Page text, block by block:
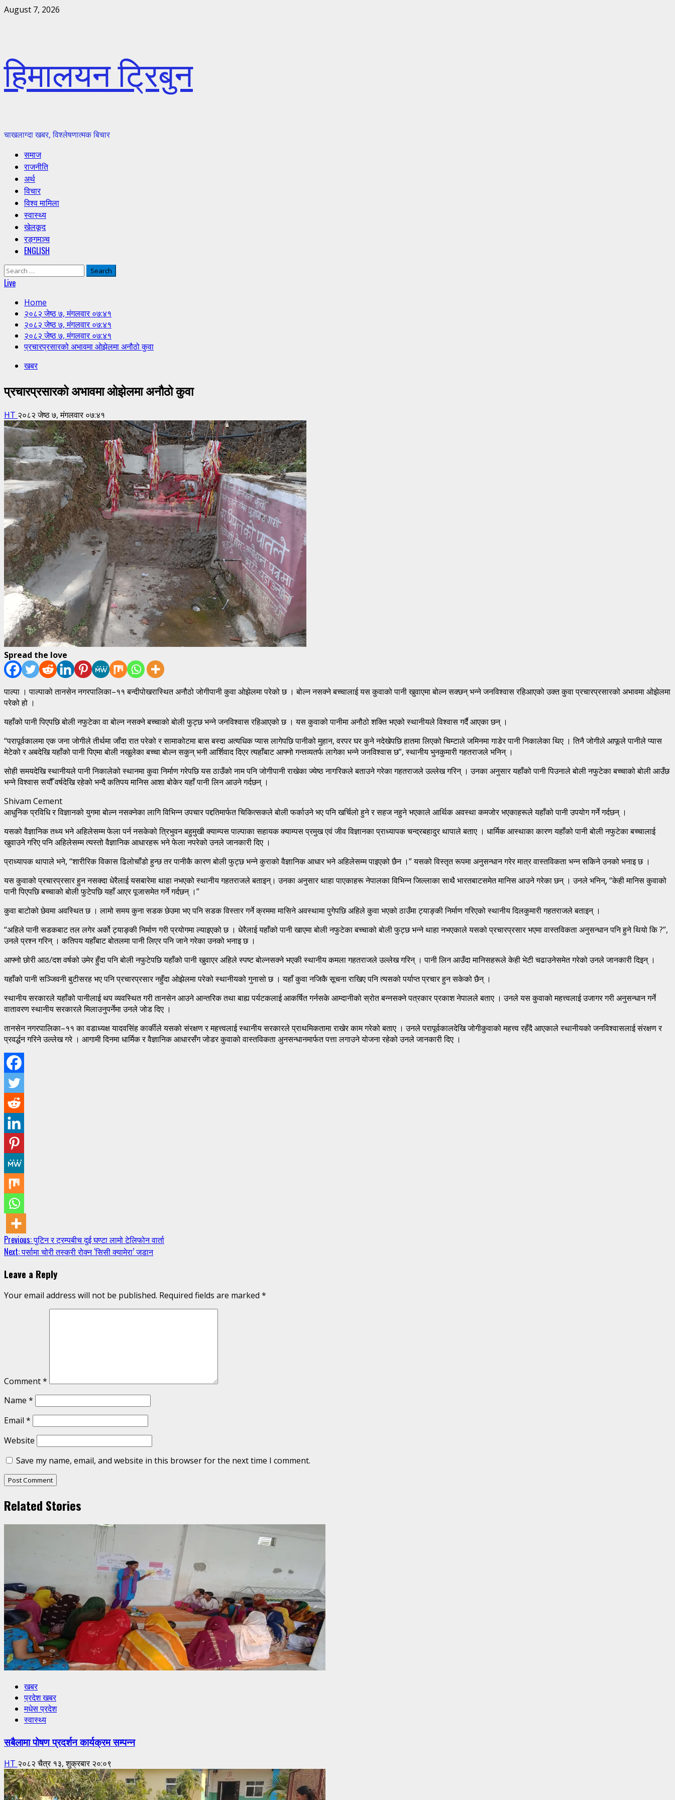
Skip
August 7, 2026
हिमालयन ट्रिबुन
चाखलाग्दा खबर, विश्लेषणात्मक बिचार
Primary
Menu
समाज
राजनीति
अर्थ
विचार
विश्व मामिला
स्वास्थ्य
खेलकूद
रङ्गमञ्च
ENGLISH
Search
for:
Live
Home
२०८२ जेष्ठ ७, मंगलवार ०७:४१
२०८२ जेष्ठ ७, मंगलवार ०७:४१
२०८२ जेष्ठ ७, मंगलवार ०७:४१
प्रचारप्रसारको अभावमा ओझेलमा अनौठो कुवा
खबर
प्रचारप्रसारको अभावमा ओझेलमा अनौठो कुवा
HT २०८२ जेष्ठ ७, मंगलवार ०७:४१
Spread the love
पाल्पा । पाल्पाको तानसेन नगरपालिका–११ बन्दीपोखरास्थित अनौठो जोगीपानी कुवा ओझेलमा परेको छ । बोल्न नसक्ने बच्चालाई यस कुवाको पानी खुवाएमा बोल्न सक्छन् भन्ने जनविश्वास रहिआएको उक्त कुवा प्रचारप्रसारको अभावमा ओझेलमा
परेको हो ।
यहाँको पानी पिएपछि बोली नफुटेका वा बोल्न नसक्ने बच्चाको बोली फुट्छ भन्ने जनविश्वास रहिआएको छ । यस कुवाको पानीमा अनौठो शक्ति भएको स्थानीयले विश्वास गर्दै आएका छन् ।
“परापूर्वकालमा एक जना जोगीले तीर्थमा जाँदा रात परेको र सामाकोटमा बास बस्दा अत्यधिक प्यास लागेपछि पानीको मुहान, वरपर घर कुने नदेखेपछि हातमा लिएको चिम्टाले जमिनमा गाडेर पानी निकालेका थिए । तिनै जोगीले आफूले पानीले प्यास
मेटेको र अबदेखि यहाँको पानी पिएमा बोली नखुलेका बच्चा बोल्न सकुन् भनी आर्शिवाद दिएर त्यहाँबाट आफ्नो गन्तव्यतर्फ लागेका भन्ने जनविश्वास छ”, स्थानीय भुनकुमारी गहतराजले भनिन् ।
सोही समयदेखि स्थानीयले पानी निकालेको स्थानमा कुवा निर्माण गरेपछि यस ठाउँको नाम पनि जोगीपानी राखेका ज्येष्ठ नागरिकले बताउने गरेका गहतराजले उल्लेख गरिन् । उनका अनुसार यहाँको पानी पिउनाले बोली नफुटेका बच्चाको बोली आउँछ
भन्ने विश्वास सयौँ वर्षदेखि रहेको भन्दै कतिपय मानिस आशा बोकेर यहाँ पानी लिन आउने गर्दछन् ।
Shivam Cement
आधुनिक प्रविधि र विज्ञानको युगमा बोल्न नसक्नेका लागि विभिन्न उपचार पद्दतिमार्फत चिकित्सकले बोली फर्काउने भए पनि खर्चिलो हुने र सहज नहुने भएकाले आर्थिक अवस्था कमजोर भएकाहरूले यहाँको पानी उपयोग गर्ने गर्दछन् ।
यसको वैज्ञानिक तथ्य भने अहिलेसम्म फेला पर्न नसकेको त्रिभुवन बहुमुखी क्याम्पस पाल्पाका सहायक क्याम्पस प्रमुख एवं जीव विज्ञानका प्राध्यापक चन्द्रबहादुर थापाले बताए । धार्मिक आस्थाका कारण यहाँको पानी बोली नफुटेका बच्चालाई
खुवाउने गरिए पनि अहिलेसम्म त्यस्तो वैज्ञानिक आधारहरू भने फेला नपरेको उनले जानकारी दिए ।
प्राध्यापक थापाले भने, “शारीरिक विकास ढिलोचाँडो हुन्छ तर पानीकै कारण बोली फुट्छ भन्ने कुराको वैज्ञानिक आधार भने अहिलेसम्म पाइएको छैन ।” यसको विस्तृत रूपमा अनुसन्धान गरेर मात्र वास्तविकता भन्न सकिने उनको भनाइ छ ।
यस कुवाको प्रचारप्रसार हुन नसक्दा धेरैलाई यसबारेमा थाहा नभएको स्थानीय गहतराजले बताइन्। उनका अनुसार थाहा पाएकाहरू नेपालका विभिन्न जिल्लाका साथै भारतबाटसमेत मानिस आउने गरेका छन् । उनले भनिन्, “केही मानिस कुवाको
पानी पिएपछि बच्चाको बोली फुटेपछि यहाँ आएर पूजासमेत गर्ने गर्दछन् ।”
कुवा बाटोको छेवमा अवस्थित छ । लामो समय कुना सडक छेउमा भए पनि सडक विस्तार गर्ने क्रममा मासिने अवस्थामा पुगेपछि अहिले कुवा भएको ठाउँमा ट्याङ्की निर्माण गरिएको स्थानीय दिलकुमारी गहतराजले बताइन् ।
“अहिले पानी सडकबाट तल लगेर अर्को ट्याङ्की निर्माण गरी प्रयोगमा ल्याइएको छ । धेरैलाई यहाँको पानी खाएमा बोली नफुटेका बच्चाको बोली फुट्छ भन्ने थाहा नभएकाले यसको प्रचारप्रसार भएमा वास्तविकता अनुसन्धान पनि हुने थियो कि ?”,
उनले प्रश्न गरिन् । कतिपय यहाँबाट बोतलमा पानी लिएर पनि जाने गरेका उनको भनाइ छ ।
आफ्नो छोरी आठ/दश वर्षको उमेर हुँदा पनि बोली नफुटेपछि यहाँको पानी खुवाएर अहिले स्पष्ट बोल्नसक्ने भएकी स्थानीय कमला गहतराजले उल्लेख गरिन् । पानी लिन आउँदा मानिसहरूले केही भेटी चढाउनेसमेत गरेको उनले जानकारी दिइन् ।
यहाँको पानी सञ्जिवनी बुटीसरह भए पनि प्रचारप्रसार नहुँदा ओझेलमा परेको स्थानीयको गुनासो छ । यहाँ कुवा नजिकै सूचना राखिए पनि त्यसको पर्याप्त प्रचार हुन सकेको छैन् ।
स्थानीय सरकारले यहाँको पानीलाई थप व्यवस्थित गरी तानसेन आउने आन्तरिक तथा बाह्य पर्यटकलाई आकर्षित गर्नसके आम्दानीको स्रोत बन्नसक्ने पत्रकार प्रकाश नेपालले बताए । उनले यस कुवाको महत्त्वलाई उजागर गरी अनुसन्धान गर्ने
वातावरण स्थानीय सरकारले मिलाउनुपर्नेमा उनले जोड दिए ।
तानसेन नगरपालिका–११ का वडाध्यक्ष यादवसिंह कार्कीले यसको संरक्षण र महत्त्वलाई स्थानीय सरकारले प्राथमिकतामा राखेर काम गरेको बताए । उनले परापूर्वकालदेखि जोगीकुवाको महत्त्व रहँदै आएकाले स्थानीयको जनविश्वासलाई संरक्षण र
प्रवर्द्धन गरिने उल्लेख गरे । आगामी दिनमा धार्मिक र वैज्ञानिक आधारसँग जोडर कुवाको वास्तविकता अुनसन्धानमार्फत पत्ता लगाउने योजना रहेको उनले जानकारी दिए ।
Continue
Reading
Previous:पुटिन र ट्रम्पबीच दुई घण्टा लामो टेलिफोन वार्ता
Next:पर्सामा चोरी तस्करी रोक्न ‘सिसी क्यामेरा’ जडान
Leave a Reply
Your email address will not be published. Required fields are marked *
Comment*
Name *
Email *
Website
Save my name, email, and website in this browser for the next time I comment.
Related Stories
खबर
प्रदेश खबर
मधेस प्रदेश
स्वास्थ्य
सबैलामा पोषण प्रदर्शन कार्यक्रम सम्पन्न
HT २०८२ चैत्र १३, शुक्रबार २०:०९